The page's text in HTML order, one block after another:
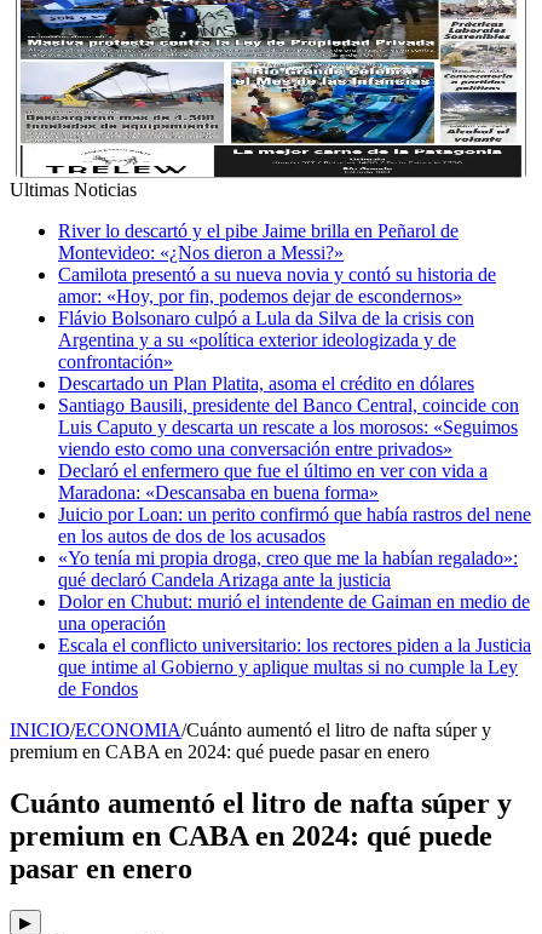
Ultimas Noticias
River lo descartó y el pibe Jaime brilla en Peñarol de
Montevideo: «¿Nos dieron a Messi?»
Camilota presentó a su nueva novia y contó su historia de
amor: «Hoy, por fin, podemos dejar de escondernos»
Flávio Bolsonaro culpó a Lula da Silva de la crisis con
Argentina y a su «política exterior ideologizada y de
confrontación»
Descartado un Plan Platita, asoma el crédito en dólares
Santiago Bausili, presidente del Banco Central, coincide con
Luis Caputo y descarta un rescate a los morosos: «Seguimos
viendo esto como una conversación entre privados»
Declaró el enfermero que fue el último en ver con vida a
Maradona: «Descansaba en buena forma»
Juicio por Loan: un perito confirmó que había rastros del nene
en los autos de dos de los acusados
«Yo tenía mi propia droga, creo que me la habían regalado»:
qué declaró Candela Arizaga ante la justicia
Dolor en Chubut: murió el intendente de Gaiman en medio de
una operación
Escala el conflicto universitario: los rectores piden a la Justicia
que intime al Gobierno y aplique multas si no cumple la Ley
de Fondos
INICIO/ECONOMIA/Cuánto aumentó el litro de nafta súper y
premium en CABA en 2024: qué puede pasar en enero
Cuánto aumentó el litro de nafta súper y
premium en CABA en 2024: qué puede
pasar en enero
▶